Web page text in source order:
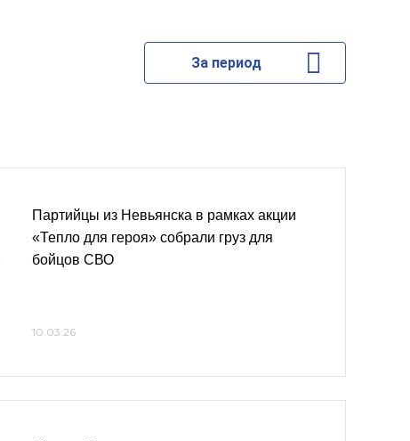
За период
Партийцы из Невьянска в рамках акции
«Тепло для героя» собрали груз для
бойцов СВО
10.03.26